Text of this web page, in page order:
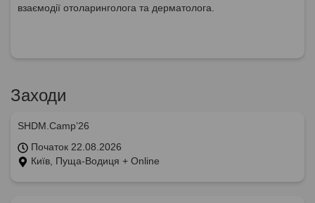
взаємодії отоларинголога та дерматолога.
Заходи
SHDM.Camp’26
Початок 22.08.2026
Київ, Пуща-Водиця + Online